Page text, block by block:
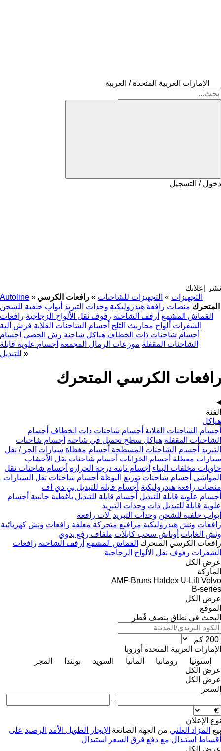
الإمارات العربية المتحدة / العربية
دخول / التسجيل
نشر إعلانك
Autoline » التجهيزات » التجهيزات للشاحنات » رافعات الكرسي
المتحرك منصات رافعة هيدروليكية وحدات التبريد أبواب خلفية للشحن
القماش المشمع أرفف الشاحنة رفوف نقل الألواح الزجاجية رافعات
الشفرات ألواح محاريث الثلج أجسام الشاحنات القلابة فرش آلية
أجسام شاحنات ذات الخطاف هياكل شاحنة رش الحصى أجسام
الشاحنات المقفلة موزعات الرمال المجمعة أجسام علوية قابلة
للتبديل »
رافعات الكرسي المتحرك
الفئة
هياكل
أجسام الشاحنات القلابة أجسام شاحنات ذات الخطاف أجسام
الشاحنات المقفلة هياكل سطح تحميل في شاحنة أجسام شاحنات
التبريد أجسام الشاحنات المسطحة أجسام مغطاة سيارات الجر / نقل
سيارات معطلة أجسام الخزانات أجسام شاحنات نقل الأخشاب
حاويات مخلفات البناء أجسام ثابتة درجة الحرارة أجسام شاحنات نقل
المواشي أجسام شاحنات توزيع البوظة أجسام شاحنات نقل السيارات
منصات رافعة هيدروليكية أجسام قابلة للتبديل بي دي اف
أجسام علوية قابلة للتبديل أجسام قابلة للتبديل بأغطية جانبية أجسام
علوية قابلة للتبديل ذات وحدات التبريد
أبواب خلفية للشحن وحدات التبريد آلات رافعة
رافعات ونش هيدروليكية مرافيع متحركة معلقة رافعات ونش كهربائية
ونش الغابات أوناش سحب كابلات ملفاف رفع يدوي
رافعات الكرسي المتحرك القماش المشمع أرفف الشاحنة رافعات
الشفرات رفوف نقل الألواح الزجاجية
عرض الكل
الماركة
AMF-Bruns Haldex U-Lift Volvo
B-series
عرض الكل
الموقع
البحث في نطاق بنصف قُطر
الإمارات العربية المتحدة أوروبا
إستونيا
رومانيا ألمانيا السويد بولندا
المجر
عرض الكل
عرض الكل
السعر
–
نوع الإعلان
بيع المزاد العلني من الجهة الصانعة الإيجار الطويل الأمد الرصيد على
أقساط استبدال مع دفع فرق السعر
استبدال
عرض الكل